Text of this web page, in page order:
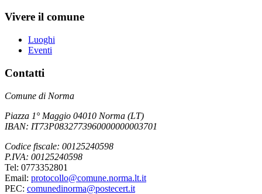
Vivere il comune
Luoghi
Eventi
Contatti
Comune di Norma
Piazza 1° Maggio 04010 Norma (LT)
IBAN: IT73P0832773960000000003701
Codice fiscale: 00125240598
P.IVA: 00125240598
Tel: 0773352801
Email: protocollo@comune.norma.lt.it
PEC: comunedinorma@postecert.it